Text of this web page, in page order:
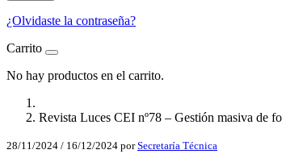
¿Olvidaste la contraseña?
Carrito
No hay productos en el carrito.
Revista Luces CEI nº78 – Gestión masiva de
28/11/2024 / 16/12/2024 porSecretaría Técnica